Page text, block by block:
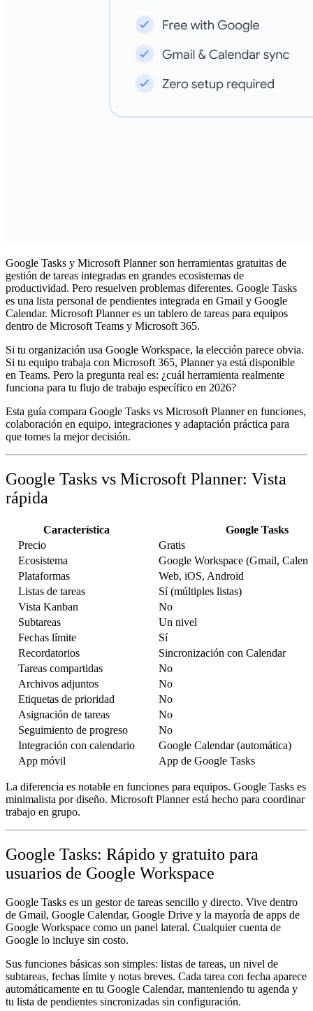
Google Tasks y Microsoft Planner son herramientas gratuitas de
gestión de tareas integradas en grandes ecosistemas de
productividad. Pero resuelven problemas diferentes. Google Tasks
es una lista personal de pendientes integrada en Gmail y Google
Calendar. Microsoft Planner es un tablero de tareas para equipos
dentro de Microsoft Teams y Microsoft 365.
Si tu organización usa Google Workspace, la elección parece obvia.
Si tu equipo trabaja con Microsoft 365, Planner ya está disponible
en Teams. Pero la pregunta real es: ¿cuál herramienta realmente
funciona para tu flujo de trabajo específico en 2026?
Esta guía compara Google Tasks vs Microsoft Planneren funciones,
colaboración en equipo, integraciones y adaptación práctica para
que tomes la mejor decisión.
Google Tasks vs Microsoft Planner: Vista
rápida
Característica
Google Tasks
Precio
Gratis
Ecosistema
Google Workspace (Gmail,
Plataformas
Web, iOS, Android
Listas de tareas
Sí (múltiples listas)
Vista Kanban
No
Subtareas
Un nivel
Fechas límite
Sí
Recordatorios
Sincronización con Calendar
Tareas compartidas
No
Archivos adjuntos
No
Etiquetas de prioridad
No
Asignación de tareas
No
Seguimiento de progreso
No
Integración con calendario
Google Calendar (automática)
App móvil
App de Google Tasks
La diferencia es notable en funciones para equipos. Google Tasks es
minimalista por diseño. Microsoft Planner está hecho para coordinar
trabajo en grupo.
Google Tasks: Rápido y gratuito para
usuarios de Google Workspace
Google Tasks es un gestor de tareas sencillo y directo. Vive dentro
de Gmail, Google Calendar, Google Drive y la mayoría de apps de
Google Workspace como un panel lateral. Cualquier cuenta de
Google lo incluye sin costo.
Sus funciones básicas son simples: listas de tareas, un nivel de
subtareas, fechas límite y notas breves. Cada tarea con fecha aparece
automáticamente en tu Google Calendar, manteniendo tu agenda y
tu lista de pendientes sincronizadas sin configuración.